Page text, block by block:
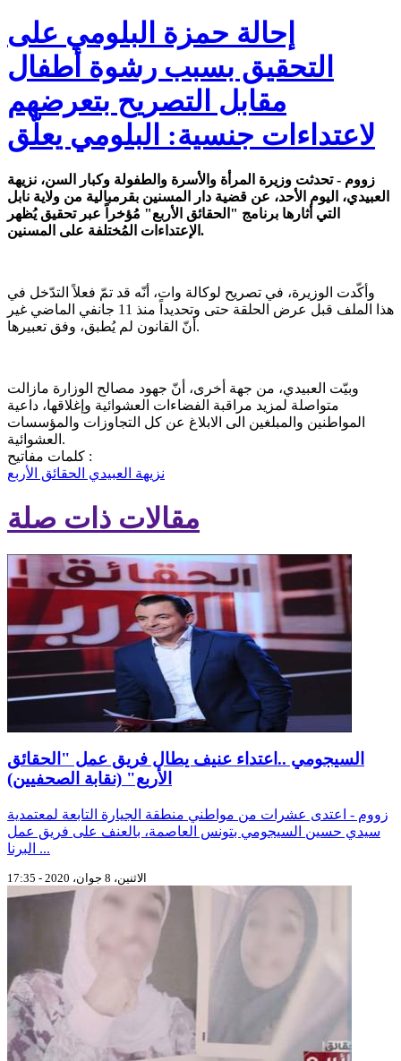
إحالة حمزة البلومي على
التحقيق بسبب رشوة أطفال
مقابل التصريح بتعرضهم
لاعتداءات جنسية: البلومي يعلّق
زووم - تحدثت وزيرة المرأة والأسرة والطفولة وكبار السن، نزيهة
العبيدي، اليوم الأحد، عن قضية دار المسنين بقرمبالية من ولاية نابل
التي أثارها برنامج "الحقائق الأربع" مُؤخراً عبر تحقيق يُظهر
الإعتداءات المُختلفة على المسنين.
وأكّدت الوزيرة، في تصريح لوكالة وات، أنّه قد تمّ فعلاً التدّخل في
هذا الملف قبل عرض الحلقة حتى وتحديداً منذ 11 جانفي الماضي غير
أنّ القانون لم يُطبق، وفق تعبيرها.
وبيّت العبيدي، من جهة أخرى، أنّ جهود مصالح الوزارة مازالت
متواصلة لمزيد مراقبة الفضاءات العشوائية وإغلاقها، داعية
المواطنين والمبلغين الى الابلاغ عن كل التجاوزات والمؤسسات
العشوائية.
كلمات مفاتيح :
نزيهة العبيدي الحقائق الأربع
مقالات ذات صلة
السيجومي ..اعتداء عنيف يطال فريق عمل "الحقائق
الأربع" (نقابة الصحفيين)
زووم - اعتدى عشرات من مواطني منطقة الجيارة التابعة لمعتمدية
سيدي حسين السيجومي بتونس العاصمة، بالعنف على فريق عمل
البرنا ...
الاثنين، 8 جوان، 2020 - 17:35